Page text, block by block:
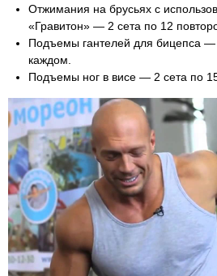
Отжимания на брусьях с
«Гравитон» — 2 сета по 12
Подъемы гантелей для бицепса —
каждом.
Подъемы ног в висе — 2 сета по